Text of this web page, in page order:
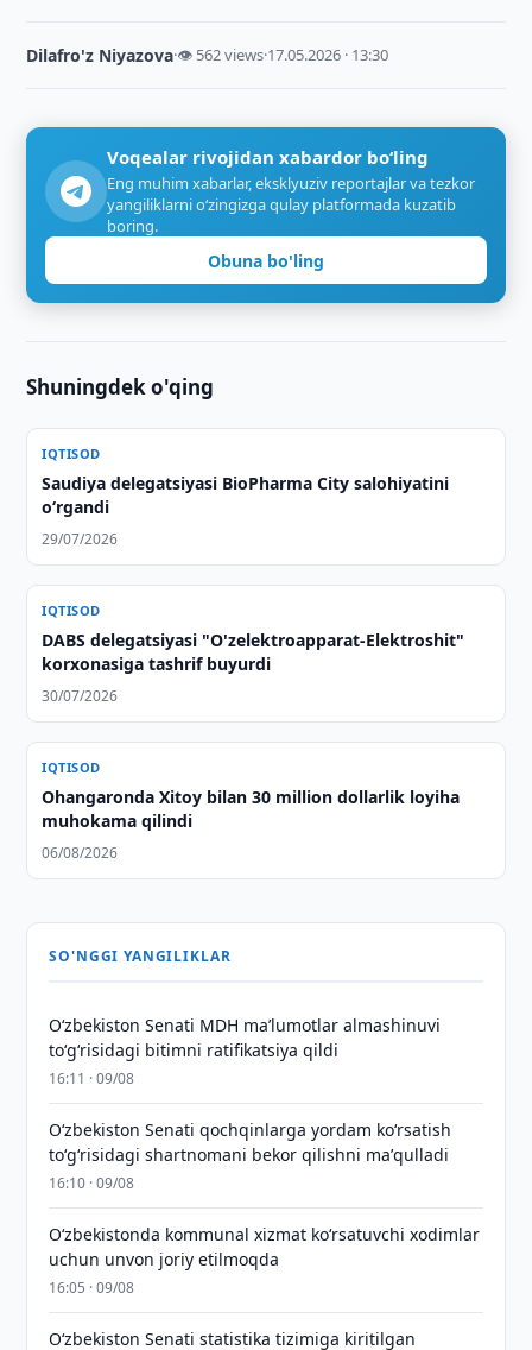
Dilafro'z Niyazova·👁 562 views·17.05.2026 · 13:30
Voqealar rivojidan xabardor bo‘ling
Eng muhim xabarlar, eksklyuziv reportajlar va tezkor
yangiliklarni o‘zingizga qulay platformada kuzatib
boring.
Obuna bo'ling
Shuningdek o'qing
IQTISOD
Saudiya delegatsiyasi BioPharma City salohiyatini
o‘rgandi
29/07/2026
IQTISOD
DABS delegatsiyasi "O'zelektroapparat-Elektroshit"
korxonasiga tashrif buyurdi
30/07/2026
IQTISOD
Ohangaronda Xitoy bilan 30 million dollarlik loyiha
muhokama qilindi
06/08/2026
SO'NGGI YANGILIKLAR
Oʻzbekiston Senati MDH maʼlumotlar almashinuvi
toʻgʻrisidagi bitimni ratifikatsiya qildi
16:11 · 09/08
Oʻzbekiston Senati qochqinlarga yordam koʻrsatish
toʻgʻrisidagi shartnomani bekor qilishni maʼqulladi
16:10 · 09/08
Oʻzbekistonda kommunal xizmat koʻrsatuvchi xodimlar
uchun unvon joriy etilmoqda
16:05 · 09/08
Oʻzbekiston Senati statistika tizimiga kiritilgan